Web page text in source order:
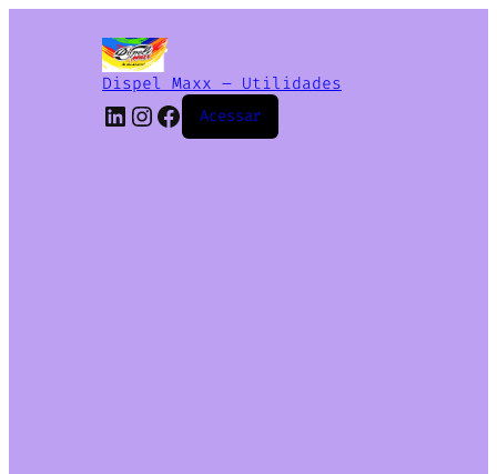
Dispel Maxx – Utilidades
Acessar